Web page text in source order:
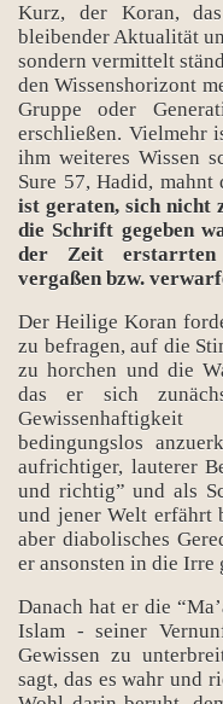
Kurz, der Koran,
bleibender Aktualität
sondern vermittelt
den Wissenshorizont
Gruppe oder
erschließen. Vielmehr
ihm weiteres Wissen
Sure 57, Hadid, mahnt
ist geraten, sich nicht
die Schrift gegeben
der Zeit erstarrten
vergaßen bzw.
Der Heilige Koran
zu befragen, auf die
zu horchen und die
das er sich
bedingungslos
aufrichtiger, lauterer
und richtig” und als
und jener Welt erfährt
aber diabolisches
er ansonsten in die Irre
Danach hat er die
Islam - seiner
Gewissen zu
sagt, das es wahr und